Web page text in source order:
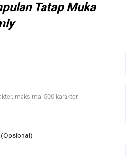
Tatap Muka